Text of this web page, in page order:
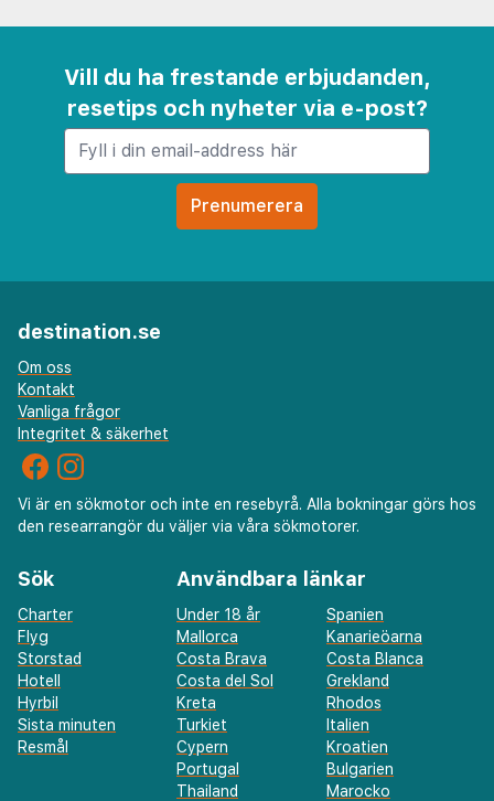
Vill du ha frestande erbjudanden,
resetips och nyheter via e-post?
destination.se
Om oss
Kontakt
Vanliga frågor
Integritet & säkerhet
Vi är en sökmotor och inte en resebyrå. Alla bokningar görs hos
den researrangör du väljer via våra sökmotorer.
Sök
Charter
Flyg
Storstad
Hotell
Hyrbil
Sista minuten
Resmål
Användbara länkar
Under 18 år
Spanien
Mallorca
Kanarieöarna
Costa Brava
Costa Blanca
Costa del Sol
Grekland
Kreta
Rhodos
Turkiet
Italien
Cypern
Kroatien
Portugal
Bulgarien
Thailand
Marocko